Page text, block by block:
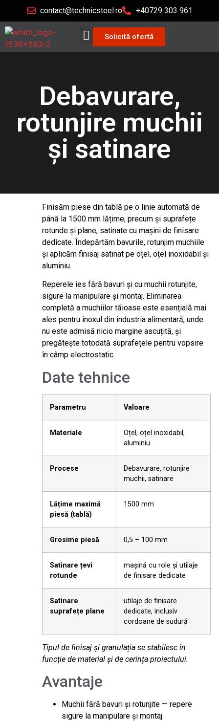
contact@technicsteel.ro +40729 303 961
Solicită ofertă
Debavurare,
rotunjire muchii
și satinare
Finisăm piese din tablă pe o linie automată de
până la 1500 mm lățime, precum și suprafețe
rotunde și plane, satinate cu mașini de finisare
dedicate. Îndepărtăm bavurile, rotunjim muchiile
și aplicăm finisaj satinat pe oțel, oțel inoxidabil și
aluminiu.
Reperele ies fără bavuri și cu muchii rotunjite,
sigure la manipulare și montaj. Eliminarea
completă a muchiilor tăioase este esențială mai
ales pentru inoxul din industria alimentară, unde
nu este admisă nicio margine ascuțită, și
pregătește totodată suprafețele pentru vopsire
în câmp electrostatic.
Date tehnice
Parametru Valoare
Materiale
Oțel, oțel inoxidabil,
aluminiu
Procese
Debavurare, rotunjire
muchii, satinare
Lățime maximă
piesă (tablă)
1500 mm
Grosime piesă 0,5 – 100 mm
Satinare țevi
rotunde
mașină cu role și utilaje
de finisare dedicate
Satinare
suprafețe plane
utilaje de finisare
dedicate, inclusiv
cordoane de sudură
Tipul de finisaj și granulația se stabilesc în
funcție de material și de cerința proiectului.
Avantaje
Muchii fără bavuri și rotunjite — repere
sigure la manipulare și montaj.